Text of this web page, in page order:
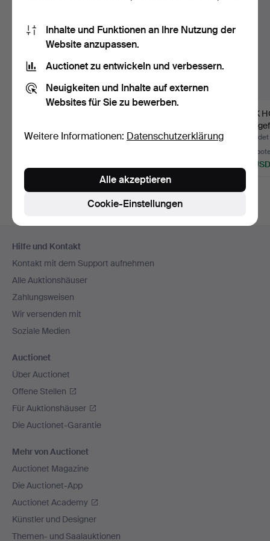
Beendet 25. Apr 2026
Jahrhunderts…
Beendet 13. Mai 2026
ERIK
4
48 USD
Navigation
Hilfe und Kontakt
Kontakt mit dem Support aufnehmen
Alle Auktionshäuser
Zahlungsweisen
Wir versenden mit
Soziale Medien
Auctionet
Über Auctionet
Offene Stellen
Für Auktionshäuser
Die Auctionet-Garantie
Mehr von Auctionet
Auctionet Magazine
Die Auctionet-App
Auctionet Academy
Künstler und Designer
Themen- und Saalauktionen
Inhalte und Funktionen an Ihre Nutzung der
Website anzupassen.
Auctionet zu entwickeln und verbessern.
Neuigkeiten und Inhalte auf externen
Websites für Sie zu bewerben.
Weitere Informationen: Datenschutzerklärung
Cookie-Einstellungen
Alle akzeptieren